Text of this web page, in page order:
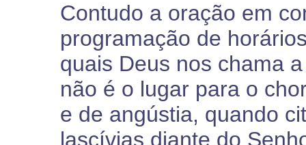
Contudo a oração em
programação de
quais Deus nos chama
não é o lugar para o
e de angústia, quando
lascívias diante do